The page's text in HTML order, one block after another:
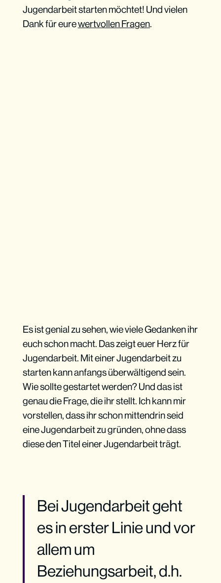
Jugendarbeit starten möchtet! Und vielen
Dank für eurewertvollen Fragen.
Es ist genial zu sehen, wie viele Gedanken ihr
euch schon macht. Das zeigt euer Herz für
Jugendarbeit. Mit einer Jugendarbeit zu
starten kann anfangs überwältigend sein.
Wie sollte gestartet werden? Und das ist
genau die Frage, die ihr stellt. Ich kann mir
vorstellen, dass ihr schon mittendrin seid
eine Jugendarbeit zu gründen, ohne dass
diese den Titel einer Jugendarbeit trägt.
Bei Jugendarbeit geht
es in erster Linie und vor
allem um
Beziehungsarbeit, d.h.